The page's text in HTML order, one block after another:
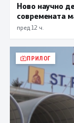
Ново научно
современата
пред 12 ч.
ПРИЛОГ